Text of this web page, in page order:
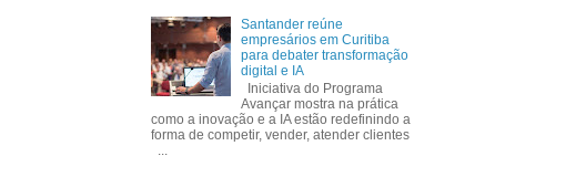
Santander reúne
empresários em Curitiba
para debater transformação
digital e IA
Iniciativa do Programa
Avançar mostra na prática
como a inovação e a IA estão redefinindo a
forma de competir, vender, atender clientes
...